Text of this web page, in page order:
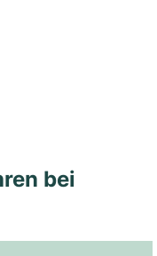
bei